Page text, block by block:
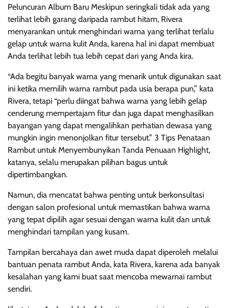
Peluncuran Album Baru Meskipun seringkali tidak ada yang
terlihat lebih garang daripada rambut hitam, Rivera
menyarankan untuk menghindari warna yang terlihat terlalu
gelap untuk warna kulit Anda, karena hal ini dapat membuat
Anda terlihat lebih tua lebih cepat dari yang Anda kira.
“Ada begitu banyak warna yang menarik untuk digunakan saat
ini ketika memilih warna rambut pada usia berapa pun,” kata
Rivera, tetapi “perlu diingat bahwa warna yang lebih gelap
cenderung mempertajam fitur dan juga dapat menghasilkan
bayangan yang dapat mengalihkan perhatian dewasa yang
mungkin ingin menonjolkan fitur tersebut.” 3 Tips Penataan
Rambut untuk Menyembunyikan Tanda Penuaan Highlight,
katanya, selalu merupakan pilihan bagus untuk
dipertimbangkan.
Namun, dia mencatat bahwa penting untuk berkonsultasi
dengan salon profesional untuk memastikan bahwa warna
yang tepat dipilih agar sesuai dengan warna kulit dan untuk
menghindari tampilan yang kusam.
Tampilan bercahaya dan awet muda dapat diperoleh melalui
bantuan penata rambut Anda, kata Rivera, karena ada banyak
kesalahan yang kami buat saat mencoba mewarnai rambut
sendiri.